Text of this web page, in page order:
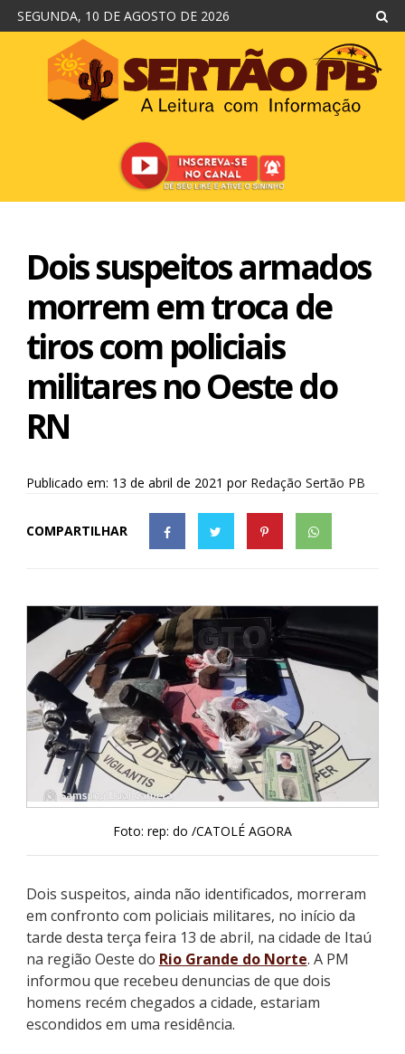
SEGUNDA, 10 DE AGOSTO DE 2026
Dois suspeitos armados
morrem em troca de
tiros com policiais
militares no Oeste do
RN
Publicado em: 13 de abril de 2021 por Redação Sertão PB
COMPARTILHAR
Foto: rep: do /CATOLÉ AGORA
Dois suspeitos, ainda não identificados, morreram
em confronto com policiais militares, no início da
tarde desta terça feira 13 de abril, na cidade de Itaú
na região Oeste do Rio Grande do Norte. A PM
informou que recebeu denuncias de que dois
homens recém chegados a cidade, estariam
escondidos em uma residência.